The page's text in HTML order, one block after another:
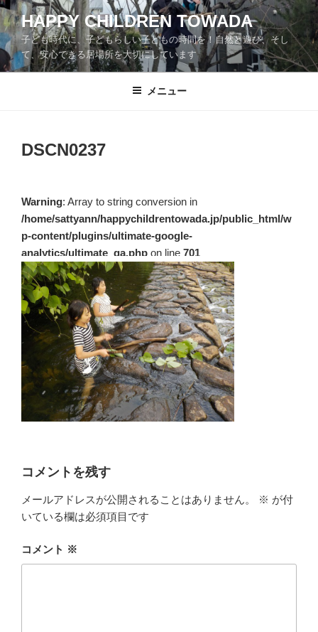
コ
ン
テ
ン
ツ
HAPPY CHILDREN TOWADA
子ども時代に、子どもらしい子どもの時間を！自然と遊び、そし
て、安心できる居場所を大切にしています
メニュー
DSCN0237
Warning: Array to string conversion in
/home/sattyann/happychildrentowada.jp/public_html/w
p-content/plugins/ultimate-google-
analytics/ultimate_ga.php on line 701
コメントを残す
メールアドレスが公開されることはありません。 ※ が付
いている欄は必須項目です
コメント ※